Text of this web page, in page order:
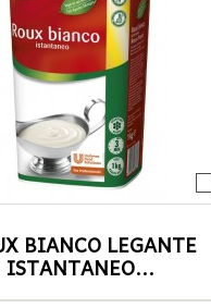
BIANCO LEGANTE
ISTANTANEO...